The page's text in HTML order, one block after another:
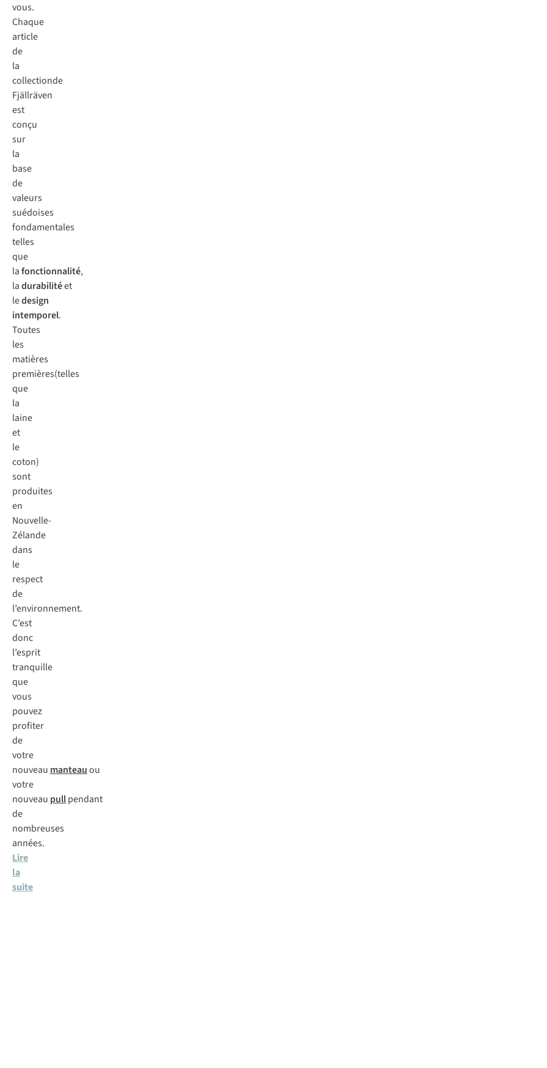
vous.
Chaque
article
de
la
collectionde
Fjällräven
est
conçu
sur
la
base
de
valeurs
suédoises
fondamentales
telles
que
lafonctionnalité,
ladurabilitéet
ledesign
intemporel.
Toutes
les
matières
premières(telles
que
la
laine
et
le
coton)
sont
produites
en
Nouvelle-
Zélande
dans
le
respect
de
l’environnement.
C’est
donc
l’esprit
tranquille
que
vous
pouvez
profiter
de
votre
nouveau manteauou
votre
nouveau pullpendant
de
nombreuses
années.
Lire
la
suite